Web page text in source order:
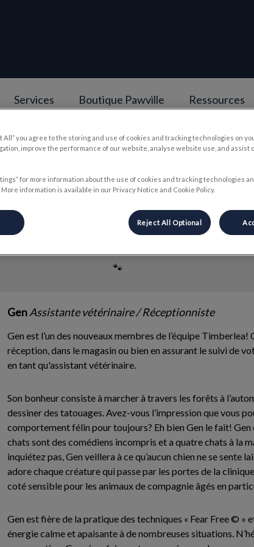
Services Boutique Pawville Ressources
Gen
🐾
GenAssistante vétérinaire / Réceptionniste
Gen est l’un des nouveaux membres de l’équipe Timberlea!
réception, dans le magasin ou bien en assurant le suivi de
en tant qu'assistant vétérinaire.
Son bonheur consiste à marcher à travers les forêts à
dessiner des tatouages. Avez-vous l’impression que vous
comportement félin pour toujours? Eh bien Gen le fait!
chats sont des comédiens incompris et a quatre chats à la
inquiétez pas, Gen veillera à ce qu’aucun chien ne se sente
adore chaque créature qui passe par les portes de la
coté sensible pour les animaux de compagnie âgés en
Gen est fière de la pratique des techniques « Fear Free © »
énergie calme et apaisante à de nombreuses situations.
All” you agree to the storing and use of cookies and tracking technologies on
improve the performance of our website, analyse website use, and assist
for more information about the use of cookies and tracking technologies
information is available in our Privacy Notice and Cookie Policy.
Reject All Optional